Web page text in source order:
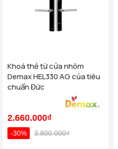
Khoá thẻ từ cửa nhôm
Demax HEL330 AG của tiêu
chuẩn Đức
2.660.000₫
-30% 3.800.000₫